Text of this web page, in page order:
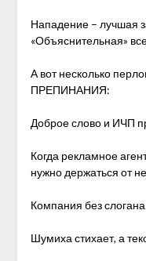
Нападение – лучшая
«Объяснительная»
А вот несколько
ПРЕПИНАНИЯ:
Доброе слово и ИЧП
Когда рекламное
нужно держаться от
Компания без
Шумиха стихает, а